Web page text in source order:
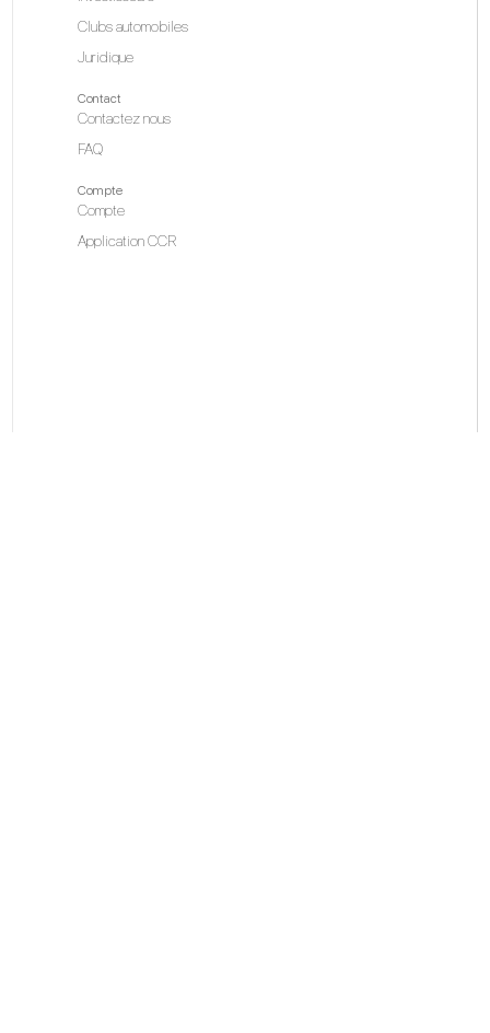
Clubs automobiles
Juridique
Contact
Contactez nous
FAQ
Compte
Compte
Application CCR